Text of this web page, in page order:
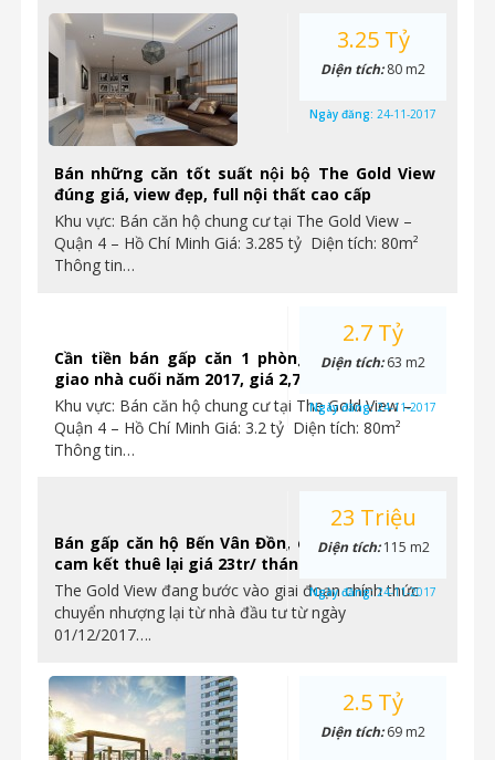
Bán những căn tốt suất nội bộ The Gold View
đúng giá, view đẹp, full nội thất cao cấp
Khu vực: Bán căn hộ chung cư tại The Gold View –
Quận 4 – Hồ Chí Minh Giá: 3.285 tỷ Diện tích: 80m²
Thông tin…
3.25 Tỷ
Diện tích:80 m2
Ngày đăng: 24-11-2017
Cần tiền bán gấp căn 1 phòng ngủ Gold View
giao nhà cuối năm 2017, giá 2,7 tỷ. Ngay Quận 4
Khu vực: Bán căn hộ chung cư tại The Gold View –
Quận 4 – Hồ Chí Minh Giá: 3.2 tỷ Diện tích: 80m²
Thông tin…
2.7 Tỷ
Diện tích:63 m2
Ngày đăng:24-11-2017
Bán gấp căn hộ Bến Vân Đồn, chỉ từ 2.4tỷ/ căn,
cam kết thuê lại giá 23tr/ tháng.
The Gold View đang bước vào giai đoạn chính thức
chuyển nhượng lại từ nhà đầu tư từ ngày
01/12/2017….
23 Triệu
Diện tích:115 m2
Ngày đăng:24-11-2017
2.5 Tỷ
Diện tích:69 m2